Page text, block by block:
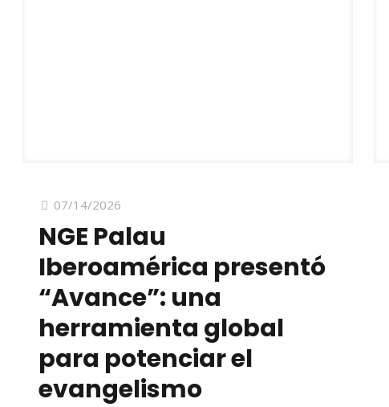
07/14/2026
NGE Palau
Iberoamérica presentó
“Avance”: una
herramienta global
para potenciar el
evangelismo